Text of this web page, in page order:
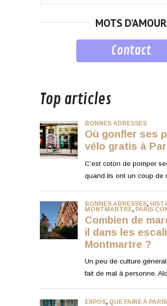
MOTS D’AMOUR
Contact
Top articles